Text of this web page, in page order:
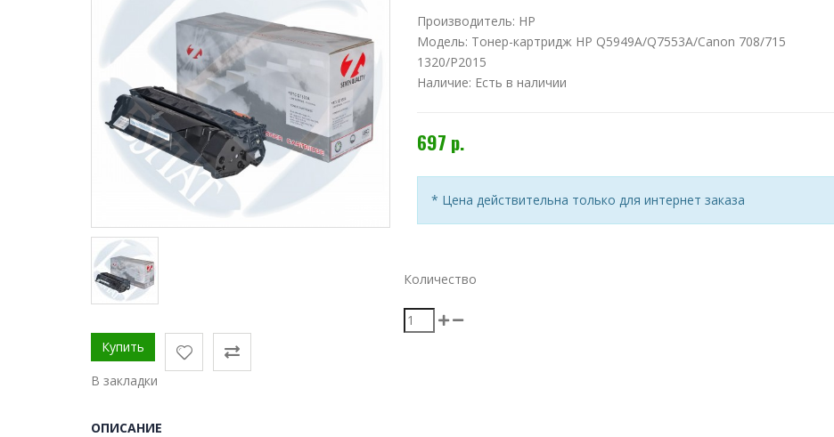
Производитель: HP
Модель: Тонер-картридж HP Q5949A/Q7553A/Canon 708/715
1320/P2015
Наличие: Есть в наличии
697 р.
* Цена действительна только для интернет заказа
Количество
В закладки
ОПИСАНИЕ